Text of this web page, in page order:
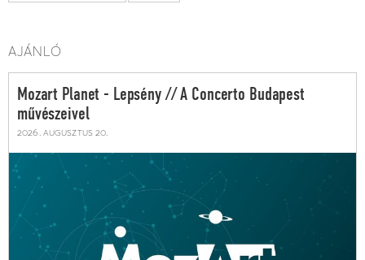
AJÁNLÓ
Mozart Planet - Lepsény // A Concerto Budapest
művészeivel
2026. augusztus 20.